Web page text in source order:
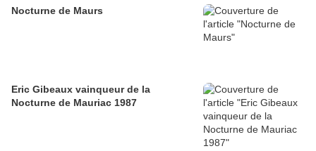
Nocturne de Maurs
Eric Gibeaux vainqueur de la
Nocturne de Mauriac 1987